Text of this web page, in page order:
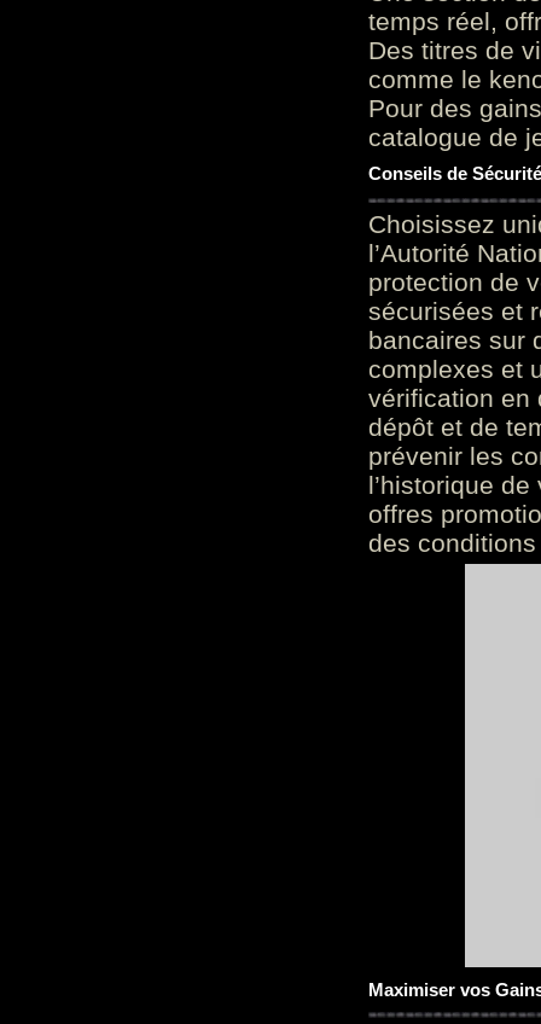
temps réel,
Des titres de
comme le
Pour des
catalogue de
Conseils de
Choisissez
l’Autorité
protection de
sécurisées et
bancaires sur
complexes et
vérification en
dépôt et de
prévenir les
l’historique
offres
des
Maximiser vos